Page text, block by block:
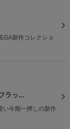
新作コレクショ
ラッ...
今期一押しの新作